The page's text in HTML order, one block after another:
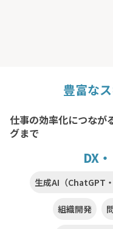
豊富な
仕事の効率化につなが
グまで
DX
生成AI（ChatGPT
組織開発